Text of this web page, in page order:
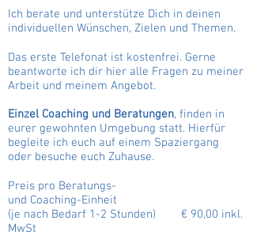
Ich berate und unterstütze Dich in deinen
individuellen Wünschen, Zielen und Themen.
Das erste Telefonat ist kostenfrei. Gerne
beantworte ich dir hier alle Fragen zu meiner
Arbeit und meinem Angebot.
Einzel Coaching und Beratungen, finden in
eurer gewohnten Umgebung statt. Hierfür
begleite ich euch auf einem Spaziergang
oder besuche euch Zuhause.
Preis pro Beratungs-
und Coaching-Einheit
(je nach Bedarf 1-2 Stunden) € 90,00 inkl.
MwSt